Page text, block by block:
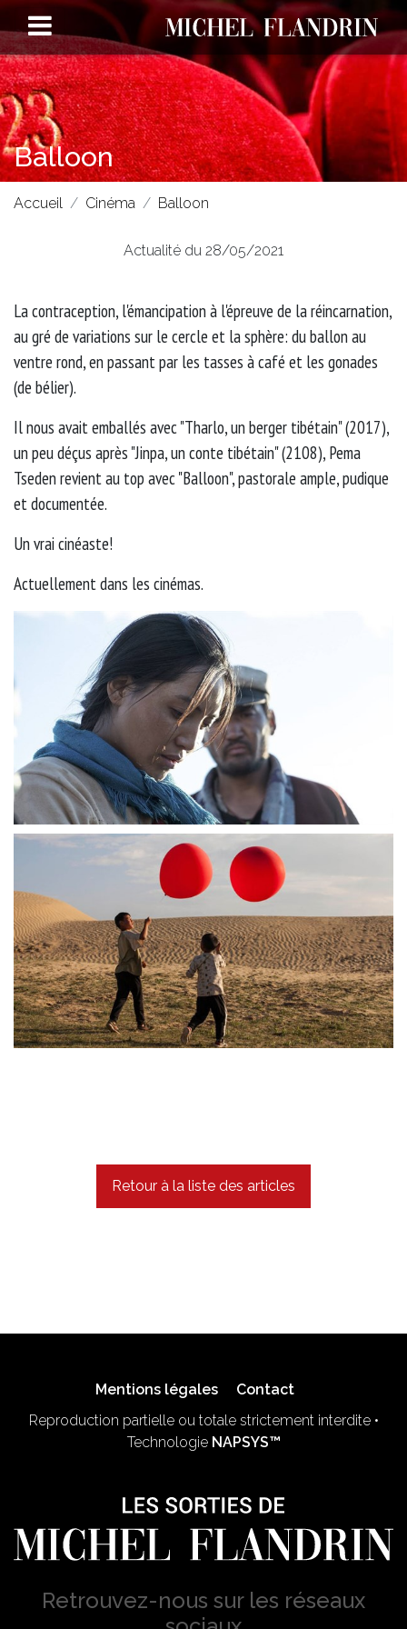
Balloon
Accueil Cinéma Balloon
Actualité du 28/05/2021
La contraception, l'émancipation à l'épreuve de la réincarnation,
au gré de variations sur le cercle et la sphère: du ballon au
ventre rond, en passant par les tasses à café et les gonades
(de bélier).
Il nous avait emballés avec "Tharlo, un berger tibétain" (2017),
un peu déçus après "Jinpa, un conte tibétain" (2108), Pema
Tseden revient au top avec "Balloon", pastorale ample, pudique
et documentée.
Un vrai cinéaste!
Actuellement dans les cinémas.
Retour à la liste des articles
Mentions légales
Contact
Reproduction partielle ou totale strictement interdite •
Technologie NAPSYS™
Retrouvez-nous sur les réseaux